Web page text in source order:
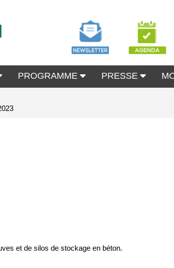
PROGRAMME PRESSE
et de silos de stockage en béton.